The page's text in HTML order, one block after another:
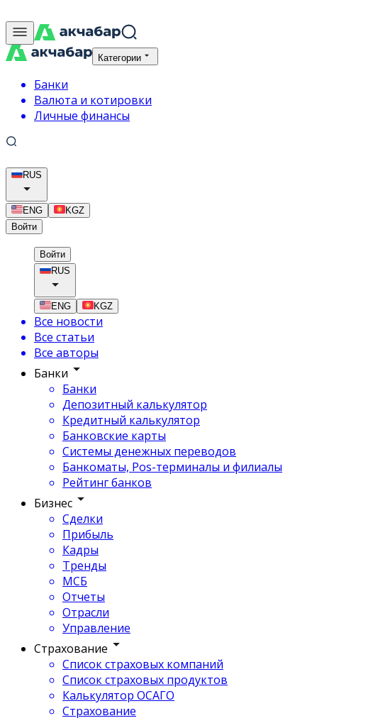
Категории
Банки
Валюта и котировки
Личные финансы
RUS
ENG
KGZ
Войти
Войти
RUS
ENG KGZ
Все новости
Все статьи
Все авторы
Банки
Банки
Депозитный калькулятор
Кредитный калькулятор
Банковские карты
Системы денежных переводов
Банкоматы, Pos-терминалы и филиалы
Рейтинг банков
Бизнес
Сделки
Прибыль
Кадры
Тренды
МСБ
Отчеты
Отрасли
Управление
Страхование
Список страховых компаний
Список страховых продуктов
Калькулятор ОСАГО
Страхование